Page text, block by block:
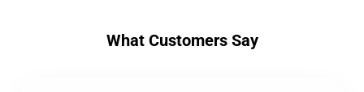
What Customers Say